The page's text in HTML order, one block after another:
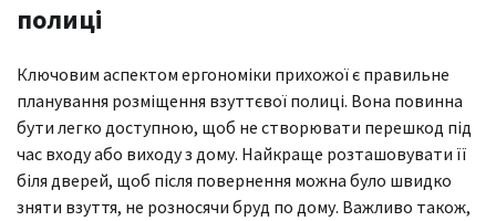
полиці
Ключовим аспектом ергономіки прихожої є правильне
планування розміщення взуттєвої полиці. Вона повинна
бути легко доступною, щоб не створювати перешкод під
час входу або виходу з дому. Найкраще розташовувати її
біля дверей, щоб після повернення можна було швидко
зняти взуття, не розносячи бруд по дому. Важливо також,